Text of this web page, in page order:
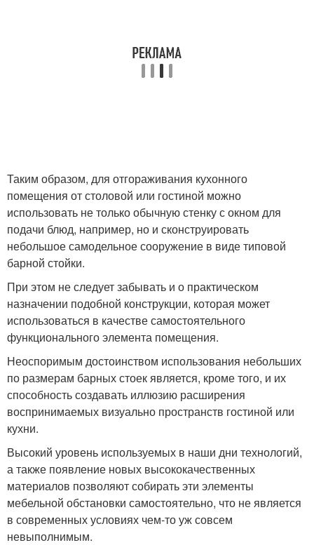
Таким образом, для отгораживания кухонного
помещения от столовой или гостиной можно
использовать не только обычную стенку с окном для
подачи блюд, например, но и сконструировать
небольшое самодельное сооружение в виде типовой
барной стойки.
При этом не следует забывать и о практическом
назначении подобной конструкции, которая может
использоваться в качестве самостоятельного
функционального элемента помещения.
Неоспоримым достоинством использования небольших
по размерам барных стоек является, кроме того, и их
способность создавать иллюзию расширения
воспринимаемых визуально пространств гостиной или
кухни.
Высокий уровень используемых в наши дни технологий,
а также появление новых высококачественных
материалов позволяют собирать эти элементы
мебельной обстановки самостоятельно, что не является
в современных условиях чем-то уж совсем
невыполнимым.